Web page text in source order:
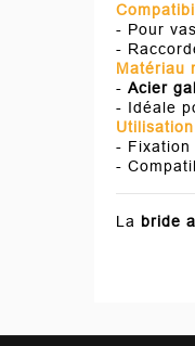
- Pour
-
Matériau
- Acier
- Idéale
- Fixation
-
La bride